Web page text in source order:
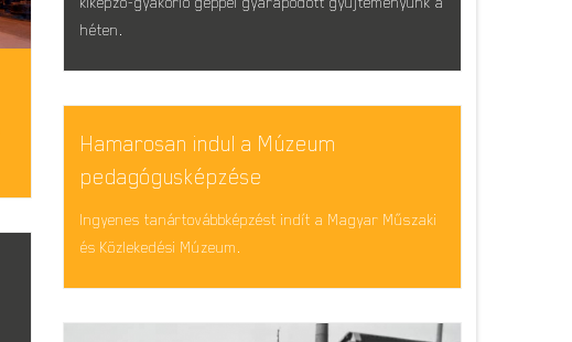
héten.
Hamarosan indul a Múzeum
pedagógusképzése
Ingyenes tanártovábbképzést indít a Magyar Műszaki
és Közlekedési Múzeum.